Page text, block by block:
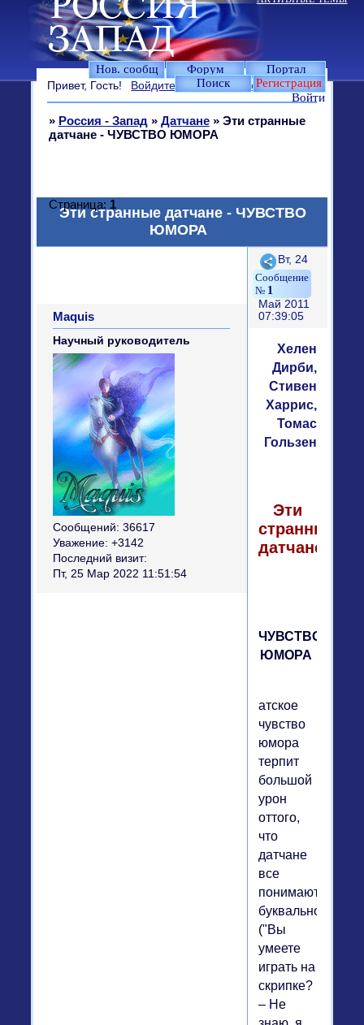
Нов. сообщ Форум
Портал
Поиск
Регистрация
Войти
Привет, Гость! Войдите илизарегистрируйтесь.
» Россия - Запад » Датчане » Эти странные
датчане - ЧУВСТВО ЮМОРА
Эти странные датчане - ЧУВСТВО
ЮМОРА
Страница: 1
Поделиться
1
Вт, 24
Май 2011
07:39:05
Maquis
Научный руководитель
Сообщений: 36617
Уважение: +3142
Последний визит:
Пт, 25 Мар 2022 11:51:54
Хелен
Дирби,
Стивен
Харрис,
Томас
Гользен
Эти
странные
датчане
ЧУВСТВО
ЮМОРА
атское
чувство
юмора
терпит
большой
урон
оттого,
что
датчане
все
понимают
буквально
("Вы
умеете
играть на
скрипке?
– Не